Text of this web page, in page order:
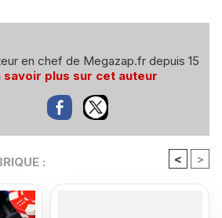
en chef de Megazap.fr depuis 15
savoir plus sur cet auteur
: < >